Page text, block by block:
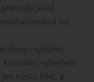
ještě
na
i vyššími
vyšetření.
riziko PML a